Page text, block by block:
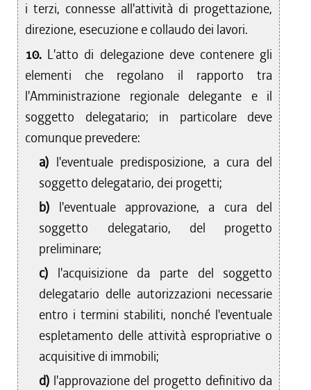
i terzi, connesse all'attività di progettazione,
direzione, esecuzione e collaudo dei lavori.
10. L'atto di delegazione deve contenere gli
elementi che regolano il rapporto tra
l'Amministrazione regionale delegante e il
soggetto delegatario; in particolare deve
comunque prevedere:
a) l'eventuale predisposizione, a cura del
soggetto delegatario, dei progetti;
b) l'eventuale approvazione, a cura del
soggetto delegatario, del progetto
preliminare;
c) l'acquisizione da parte del soggetto
delegatario delle autorizzazioni necessarie
entro i termini stabiliti, nonché l'eventuale
espletamento delle attività espropriative o
acquisitive di immobili;
d) l'approvazione del progetto definitivo da